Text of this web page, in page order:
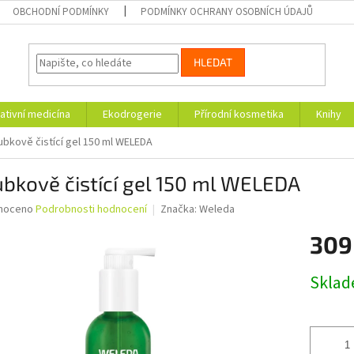
OBCHODNÍ PODMÍNKY PODMÍNKY OCHRANY OSOBNÍCH ÚDAJŮ
HLEDAT
medicína Ekodrogerie Přírodní kosmetika Knihy
čistící gel 150 ml WELEDA
čistící gel 150 ml WELEDA
Podrobnosti hodnocení Značka: Weleda
cena: